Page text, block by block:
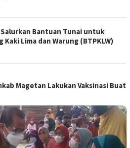
Bantuan Tunai untuk
Kaki Lima dan Warung (BTPKLW)
Magetan Lakukan Vaksinasi Buat